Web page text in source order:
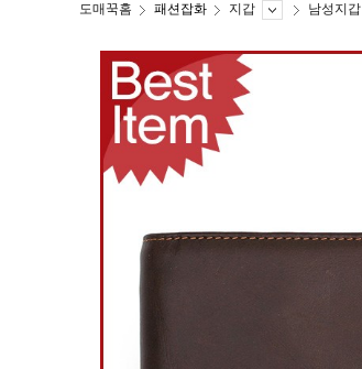
도매꾹홈 패션잡화 지갑 남성지갑